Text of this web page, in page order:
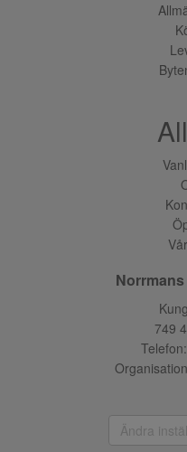
749
Telefon:
Ändra